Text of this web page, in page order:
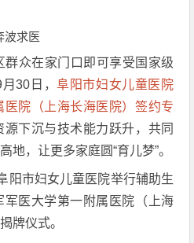
波求医
群众在家门口即可享受国家级
30日，阜阳市妇女儿童医院
院（上海长海医院）签约专
源下沉与技术能力跃升，共同
地，让更多家庭圆“育儿梦”。
阳市妇女儿童医院举行辅助生
医大学第一附属医院（上海
牌仪式。